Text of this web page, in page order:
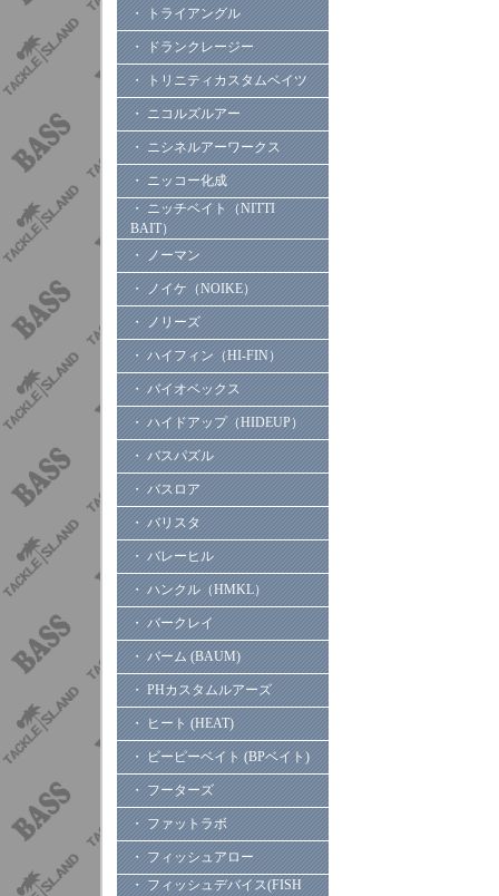
・ トライアングル
・ ドランクレージー
・ トリニティカスタムベイツ
・ ニコルズルアー
・ ニシネルアーワークス
・ ニッコー化成
・ ニッチベイト（NITTI
BAIT）
・ ノーマン
・ ノイケ（NOIKE）
・ ノリーズ
・ ハイフィン（HI-FIN）
・ バイオベックス
・ ハイドアップ（HIDEUP）
・ バスパズル
・ バスロア
・ バリスタ
・ バレーヒル
・ ハンクル（HMKL）
・ バークレイ
・ バーム (BAUM)
・ PHカスタムルアーズ
・ ヒート (HEAT)
・ ビーピーベイト (BPベイト)
・ フーターズ
・ ファットラボ
・ フィッシュアロー
・ フィッシュデバイス(FISH